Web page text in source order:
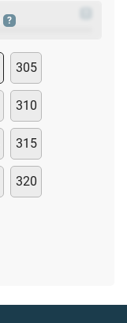
?
305
310
315
320